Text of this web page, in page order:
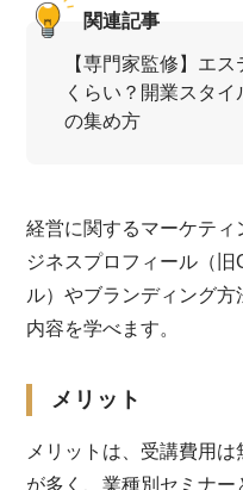
関連記事
【専門家監修】エ
くらい？開業スタ
の集め方
経営に関するマーケテ
ジネスプロフィール（
ル）やブランディング
内容を学べます。
メリット
メリットは、受講費用
が多く、業種別セミナ